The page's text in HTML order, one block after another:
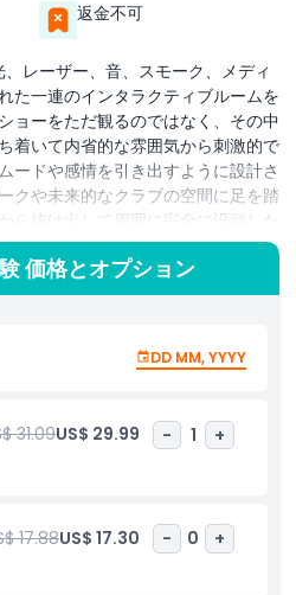
返金不可
レーザー、音、スモーク、メディ
た一連のインタラクティブルームを
ョーをただ観るのではなく、その中
着いて内省的な雰囲気から刺激的で
ードや感情を引き出すように設計さ
クや未来的なクラブの空間に足を踏
ら抜け出して周囲に完全に没頭した
ョンはアムステルダムの
工業系ナイトクラブに収められて
ラウンドな雰囲気を強めています。
けたチーム、ID&Tによって作られ
ョーデザインの30年の経験が活か
台効果、クリエイティブなイベント
す。友人やパートナー、または一人
美術館やアムステルダムの他のア
価格とオプション
DD MM, YYYY
31.09US$ 29.99 - 1 +
17.88US$ 17.30 - 0 +